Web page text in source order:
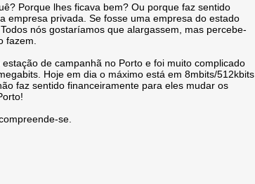
Porque lhes ficava bem? Ou porque faz sentido
empresa privada. Se fosse uma empresa do estado
nós gostaríamos que alargassem, mas percebe-
fazem.
de campanhã no Porto e foi muito complicado
Hoje em dia o máximo está em 8mbits/512kbits
faz sentido financeiramente para eles mudar os
se.